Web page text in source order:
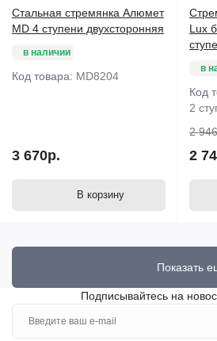
Стальная стремянка Алюмет
MD 4 ступени двухсторонняя
в наличии
Код товара: MD8204
3 670р.
В корзину
Lux
в
Код
2
2
2
Показать
Подписывайтесь на